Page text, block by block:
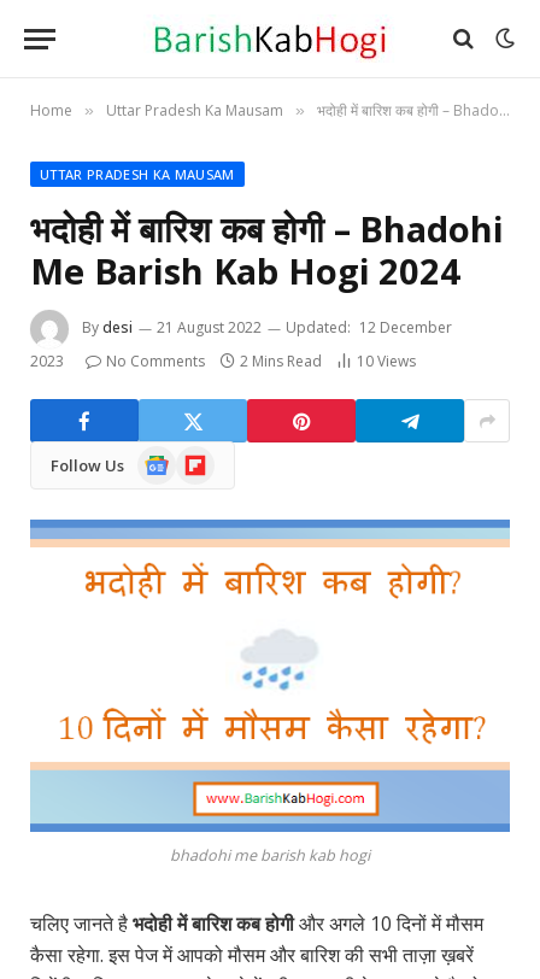
Home » Uttar Pradesh Ka Mausam » भदोही में बारिश कब होगी – Bhadohi Me Barish Kab Hogi 2024
UTTAR PRADESH KA MAUSAM
भदोही में बारिश कब होगी – Bhadohi
Me Barish Kab Hogi 2024
Bydesi 21 August 2022 Updated: 12 December
2023
No Comments 2 Mins Read 10Views
Follow Us
Google
News
Flipboard
bhadohi me barish kab hogi
चलिए जानते हैभदोही में बारिश कब होगीऔर अगले 10 दिनों में मौसम
कैसा रहेगा. इस पेज में आपको मौसम और बारिश की सभी ताज़ा ख़बरें